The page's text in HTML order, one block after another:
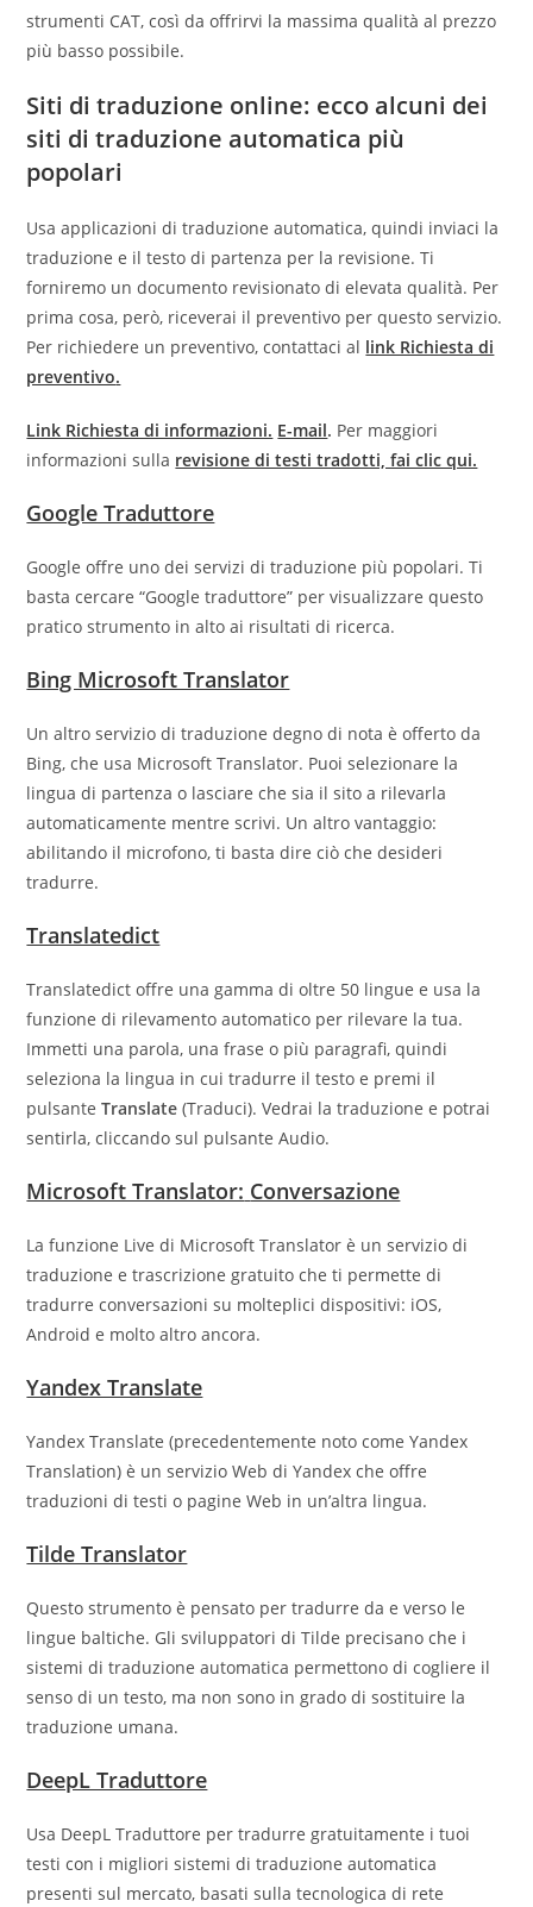
strumenti CAT, così da offrirvi la massima qualità al prezzo
più basso possibile.
Siti di traduzione online: ecco alcuni dei
siti di traduzione automatica più
popolari
Usa applicazioni di traduzione automatica, quindi inviaci la
traduzione e il testo di partenza per la revisione. Ti
forniremo un documento revisionato di elevata qualità. Per
prima cosa, però, riceverai il preventivo per questo servizio.
Per richiedere un preventivo, contattaci al link Richiesta di
preventivo.
Link Richiesta di informazioni. E-mail. Per maggiori
informazioni sulla revisione di testi tradotti, fai clic qui.
Google Traduttore
Google offre uno dei servizi di traduzione più popolari. Ti
basta cercare “Google traduttore” per visualizzare questo
pratico strumento in alto ai risultati di ricerca.
Bing Microsoft Translator
Un altro servizio di traduzione degno di nota è offerto da
Bing, che usa Microsoft Translator. Puoi selezionare la
lingua di partenza o lasciare che sia il sito a rilevarla
automaticamente mentre scrivi. Un altro vantaggio:
abilitando il microfono, ti basta dire ciò che desideri
tradurre.
Translatedict
Translatedict offre una gamma di oltre 50 lingue e usa la
funzione di rilevamento automatico per rilevare la tua.
Immetti una parola, una frase o più paragrafi, quindi
seleziona la lingua in cui tradurre il testo e premi il
pulsanteTranslate (Traduci). Vedrai la traduzione e potrai
sentirla, cliccando sul pulsante Audio.
Microsoft Translator: Conversazione
La funzione Live di Microsoft Translator è un servizio di
traduzione e trascrizione gratuito che ti permette di
tradurre conversazioni su molteplici dispositivi: iOS,
Android e molto altro ancora.
Yandex Translate
Yandex Translate (precedentemente noto come Yandex
Translation) è un servizio Web di Yandex che offre
traduzioni di testi o pagine Web in un’altra lingua.
Tilde Translator
Questo strumento è pensato per tradurre da e verso le
lingue baltiche. Gli sviluppatori di Tilde precisano che i
sistemi di traduzione automatica permettono di cogliere il
senso di un testo, ma non sono in grado di sostituire la
traduzione umana.
DeepL Traduttore
Usa DeepL Traduttore per tradurre gratuitamente i tuoi
testi con i migliori sistemi di traduzione automatica
presenti sul mercato, basati sulla tecnologica di rete